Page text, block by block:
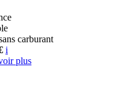
carburant
i
plus